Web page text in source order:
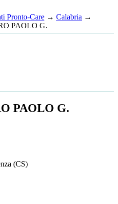
Pronto-Care → Calabria →
PAOLO G.
PAOLO G.
(CS)